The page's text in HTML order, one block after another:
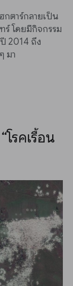
ตาร์กลายเป็น
ร์ โดยมีกิจกรรม
2014 ถึง
มา
โรคเรื้อน